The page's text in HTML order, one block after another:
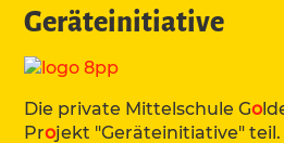
Geräteinitiative
Die private Mittelschule Go
Projekt "Geräteinitiative" teil.